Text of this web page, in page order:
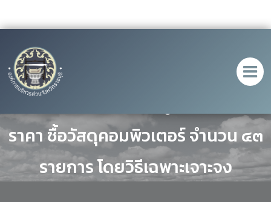
ประกาศ เรื่อง ประกาศผู้ชนะการเสนอ
ราคา ซื้อวัสดุคอมพิวเตอร์ จำนวน ๔๓
รายการ โดยวิธีเฉพาะเจาะจง